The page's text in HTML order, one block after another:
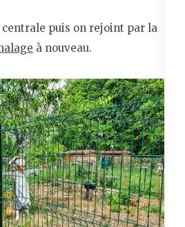
centrale puis on rejoint par la
à nouveau.